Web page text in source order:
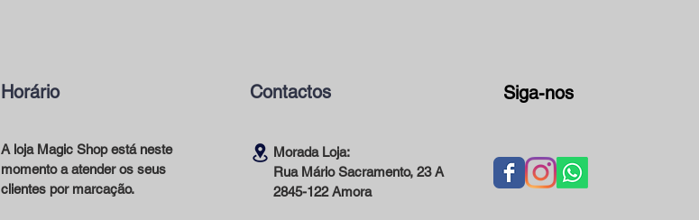
Horário
A loja Magic Shop está neste
momento a atender os seus
clientes por marcação.
Contactos Siga-nos
Morada Loja:
Rua Mário Sacramento, 23 A
2845-122 Amora